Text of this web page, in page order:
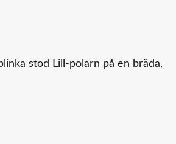
stod Lill-polarn på en bräda,